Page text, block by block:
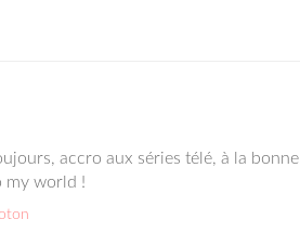
accro aux séries télé, à la bonne
my world !